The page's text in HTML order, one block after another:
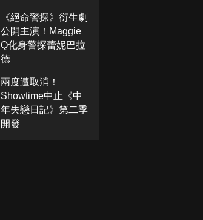
《絕命警探》衍生劇
公開主演！Maggie
Q化身警探蕾妮巴拉
德
兩度遭取消！
Showtime中止《中
年失戀日記》第二季
開發